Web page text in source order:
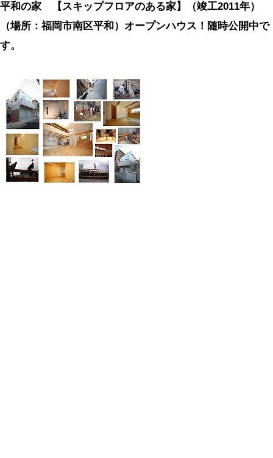
平和の家 【スキップフロアのある家】（竣工2011年）
（場所：福岡市南区平和）オープンハウス！随時公開中で
す。